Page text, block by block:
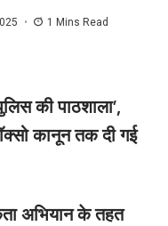
1 Mins Read
की पाठशाला’,
कानून तक दी गई
अभियान के तहत